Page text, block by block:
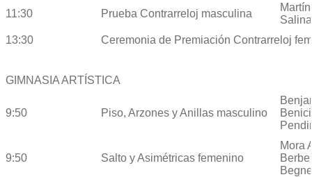
11:30 Prueba Contrarreloj masculina
13:30
Ceremonia de Premiación Contrarreloj
GIMNASIA ARTÍSTICA
9:50 Piso, Arzones y Anillas masculino
9:50 Salto y Asimétricas femenino
Mora